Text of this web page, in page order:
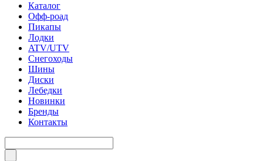
Каталог
Офф-роад
Пикапы
Лодки
ATV/UTV
Снегоходы
Шины
Диски
Лебедки
Новинки
Бренды
Контакты